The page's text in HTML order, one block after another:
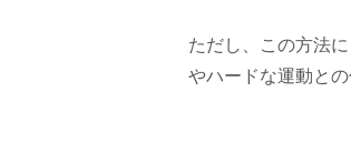
ただし、この方法
やハードな運動と